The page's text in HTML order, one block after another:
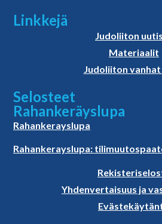
Linkkejä
Judoliiton
Materiaalit
Judoliiton
Selosteet
Rahankeräyslupa
Rahankerayslupa
Rahankerayslupa:
Yhdenvertaisuus ja